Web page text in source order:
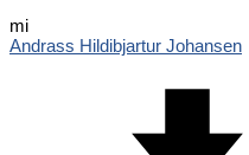
mi
Andrass Hildibjartur Johansen